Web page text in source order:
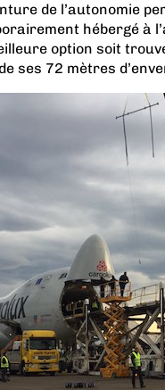
de l’autonomie
hébergé à
option soit
ses 72 mètres